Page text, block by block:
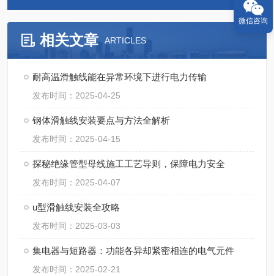
相关文章 ARTICLES
耐高温滑触线能在异常环境下进行电力传输
发布时间：2025-04-25
钢体滑触线安装要点与方法全解析​
发布时间：2025-04-15
探秘绝缘管型母线施工工艺导则，保障电力安全
发布时间：2025-04-07
u型滑触线安装全攻略
发布时间：2025-03-03
集电器与短路器：功能各异却紧密相连的电气元件
发布时间：2025-02-21
微信咨询